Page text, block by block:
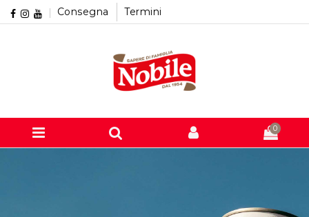
Consegna Termini
0